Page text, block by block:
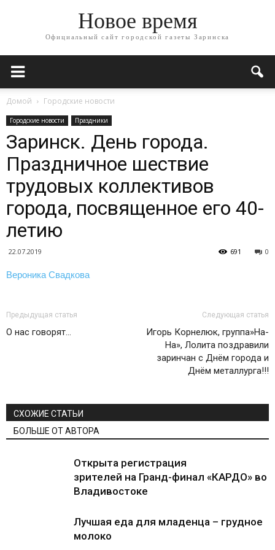
Новое время
Официальный сайт городской газеты Заринска
Домой Городские новости
Городские новости Праздники
Заринск. День города.
Праздничное шествие
трудовых коллективов
города, посвященное его 40-
летию
22.07.2019 0
691
Вероника Свадкова
Предыдущая статья
О нас говорят…
Следующая статья
Игорь Корнелюк, группа»На-
На», Лолита поздравили
заринчан с Днём города и
Днём металлурга!!!
СХОЖИЕ СТАТЬИ
БОЛЬШЕ ОТ АВТОРА
Открыта регистрация
зрителей на Гранд-финал «КАРДО» во
Владивостоке
Лучшая еда для младенца – грудное
молоко